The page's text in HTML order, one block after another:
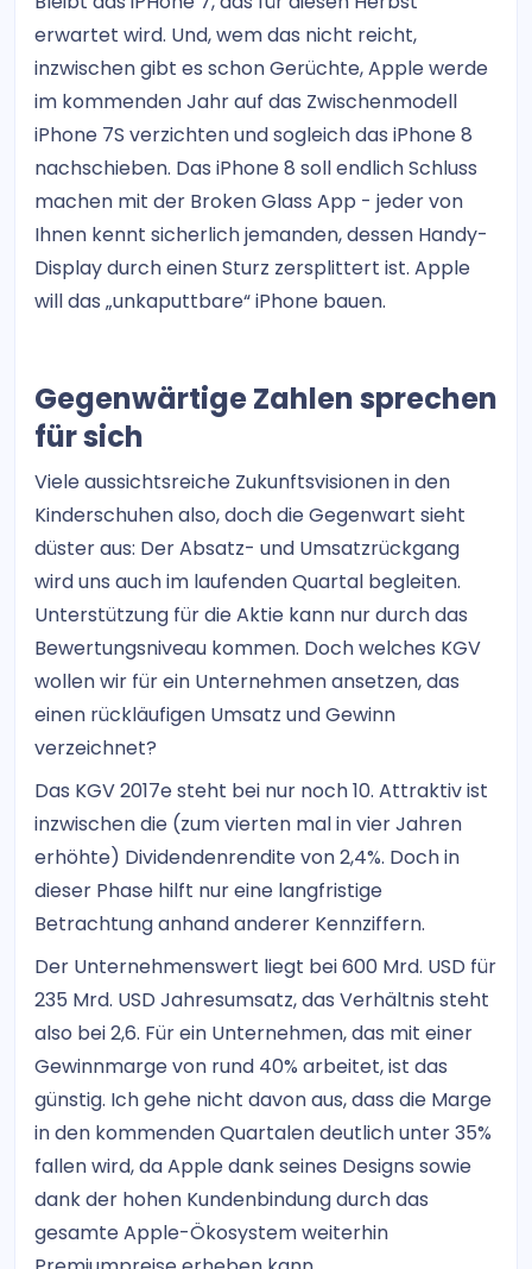
erwartet wird. Und, wem das nicht reicht,
inzwischen gibt es schon Gerüchte, Apple werde
im kommenden Jahr auf das Zwischenmodell
iPhone 7S verzichten und sogleich das iPhone 8
nachschieben. Das iPhone 8 soll endlich Schluss
machen mit der Broken Glass App - jeder von
Ihnen kennt sicherlich jemanden, dessen Handy-
Display durch einen Sturz zersplittert ist. Apple
will das „unkaputtbare“ iPhone bauen.
Gegenwärtige Zahlen sprechen
für sich
Viele aussichtsreiche Zukunftsvisionen in den
Kinderschuhen also, doch die Gegenwart sieht
düster aus: Der Absatz- und Umsatzrückgang
wird uns auch im laufenden Quartal begleiten.
Unterstützung für die Aktie kann nur durch das
Bewertungsniveau kommen. Doch welches KGV
wollen wir für ein Unternehmen ansetzen, das
einen rückläufigen Umsatz und Gewinn
verzeichnet?
Das KGV 2017e steht bei nur noch 10. Attraktiv ist
inzwischen die (zum vierten mal in vier Jahren
erhöhte) Dividendenrendite von 2,4%. Doch in
dieser Phase hilft nur eine langfristige
Betrachtung anhand anderer Kennziffern.
Der Unternehmenswert liegt bei 600 Mrd. USD für
235 Mrd. USD Jahresumsatz, das Verhältnis steht
also bei 2,6. Für ein Unternehmen, das mit einer
Gewinnmarge von rund 40% arbeitet, ist das
günstig. Ich gehe nicht davon aus, dass die Marge
in den kommenden Quartalen deutlich unter 35%
fallen wird, da Apple dank seines Designs sowie
dank der hohen Kundenbindung durch das
gesamte Apple-Ökosystem weiterhin